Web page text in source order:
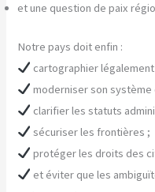
et une question de paix
Notre pays doit enfin :
cartographier
moderniser son système
clarifier les statuts
sécuriser les frontières ;
protéger les droits des
et éviter que les